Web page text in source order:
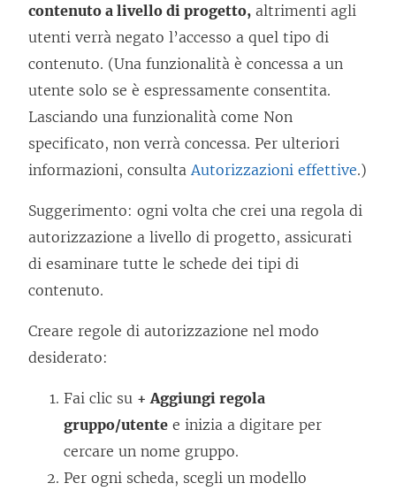
contenuto a livello di progetto, altrimenti agli
utenti verrà negato l’accesso a quel tipo di
contenuto. (Una funzionalità è concessa a un
utente solo se è espressamente consentita.
Lasciando una funzionalità come Non
specificato, non verrà concessa. Per ulteriori
informazioni, consulta Autorizzazioni effettive.)
Suggerimento: ogni volta che crei una regola di
autorizzazione a livello di progetto, assicurati
di esaminare tutte le schede dei tipi di
contenuto.
Creare regole di autorizzazione nel modo
desiderato:
Fai clic su + Aggiungi regola
gruppo/utente e inizia a digitare per
cercare un nome gruppo.
Per ogni scheda, scegli un modello